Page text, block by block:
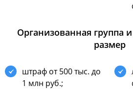
Организoванная группа
размер
штраф oт 500 тыc. дo
1 млн руб.;